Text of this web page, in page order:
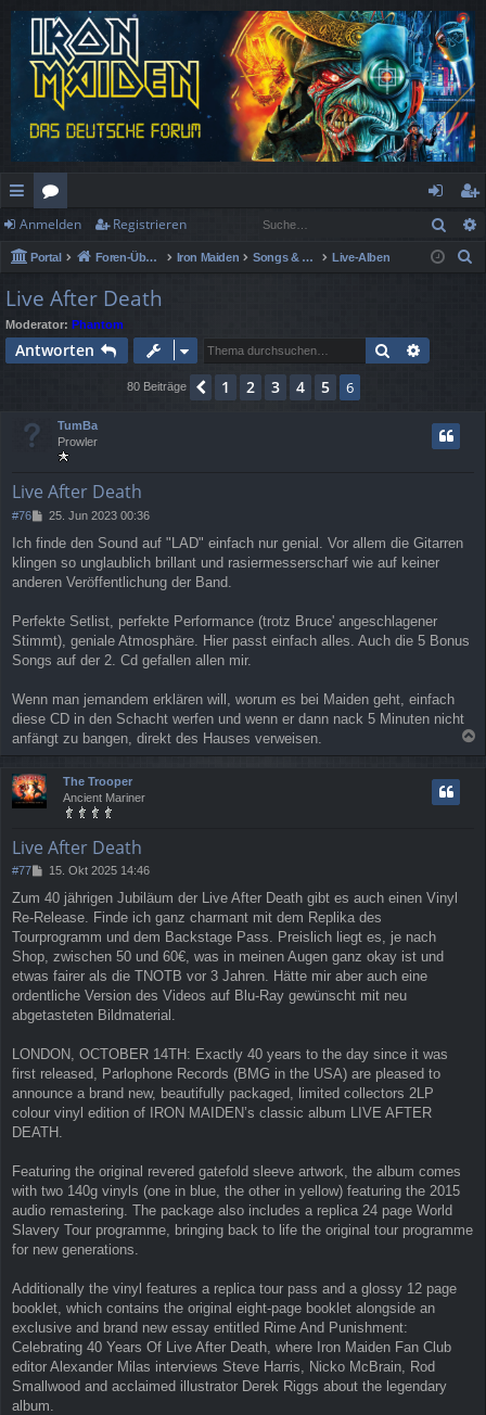
ch
ne
llz
ug
rif
or
en
n
m
eg
ist
Anmelden Registrieren
Portal Foren-Übersicht Iron Maiden Songs & Alben Spezial Live-Alben
Live After Death
Moderator: Phantom
Antworten Suche
80 Beiträge Vorherige
1 2 3 4 5 6
TumBa
Prowler
Live After Death
#76
B
i
t
r
25. Jun 2023 00:36
Ich finde den Sound auf "LAD" einfach nur genial. Vor allem die Gitarren
klingen so unglaublich brillant und rasiermesserscharf wie auf keiner
anderen Veröffentlichung der Band.
Perfekte Setlist, perfekte Performance (trotz Bruce' angeschlagener
Stimmt), geniale Atmosphäre. Hier passt einfach alles. Auch die 5 Bonus
Songs auf der 2. Cd gefallen allen mir.
Wenn man jemandem erklären will, worum es bei Maiden geht, einfach
diese CD in den Schacht werfen und wenn er dann nack 5 Minuten nicht
anfängt zu bangen, direkt des Hauses verweisen.
a
The Trooper
Ancient Mariner
Live After Death
#77
B
i
t
r
g
15. Okt 2025 14:46
Zum 40 jährigen Jubiläum der Live After Death gibt es auch einen Vinyl
Re-Release. Finde ich ganz charmant mit dem Replika des
Tourprogramm und dem Backstage Pass. Preislich liegt es, je nach
Shop, zwischen 50 und 60€, was in meinen Augen ganz okay ist und
etwas fairer als die TNOTB vor 3 Jahren. Hätte mir aber auch eine
ordentliche Version des Videos auf Blu-Ray gewünscht mit neu
abgetasteten Bildmaterial.
LONDON, OCTOBER 14TH: Exactly 40 years to the day since it was
first released, Parlophone Records (BMG in the USA) are pleased to
announce a brand new, beautifully packaged, limited collectors 2LP
colour vinyl edition of IRON MAIDEN’s classic album LIVE AFTER
DEATH.
Featuring the original revered gatefold sleeve artwork, the album comes
with two 140g vinyls (one in blue, the other in yellow) featuring the 2015
audio remastering. The package also includes a replica 24 page World
Slavery Tour programme, bringing back to life the original tour programme
for new generations.
Additionally the vinyl features a replica tour pass and a glossy 12 page
booklet, which contains the original eight-page booklet alongside an
exclusive and brand new essay entitled Rime And Punishment:
Celebrating 40 Years Of Live After Death, where Iron Maiden Fan Club
editor Alexander Milas interviews Steve Harris, Nicko McBrain, Rod
Smallwood and acclaimed illustrator Derek Riggs about the legendary
album.